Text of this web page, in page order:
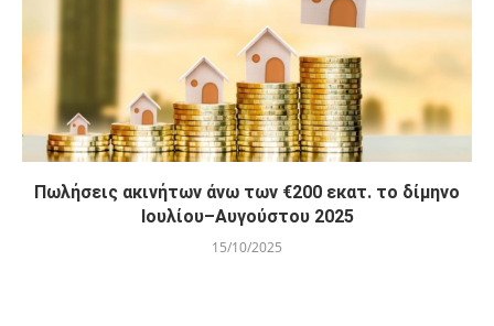
Πωλήσεις ακινήτων άνω των €200 εκατ. το δίμηνο
Ιουλίου–Αυγούστου 2025
15/10/2025